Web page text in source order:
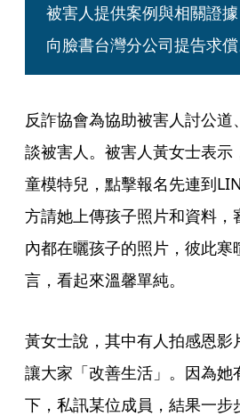
被害人提供案例與相關證
向臉書台灣分公司提告求償
反詐協會為協助被害人討公
談被害人。被害人黃女士表
童模特兒，點擊報名先連到
方請她上傳孩子照片和資料
內都在曬孩子的照片，彼此寒
言，看起來溫馨單純。
黃女士說，其中有人拍感恩
讓大家「改善生活」。因為
下，私訊某位成員，結果一